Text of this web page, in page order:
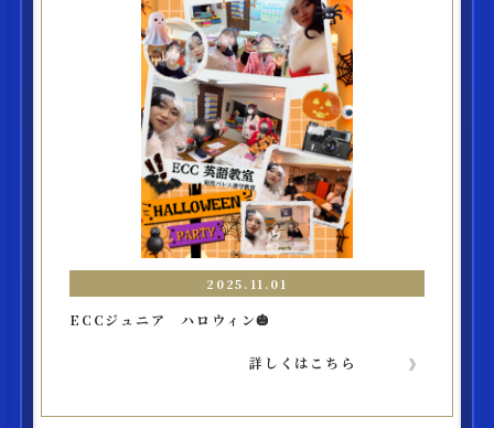
2025.11.01
ECCジュニア ハロウィン🎃
詳しくはこちら